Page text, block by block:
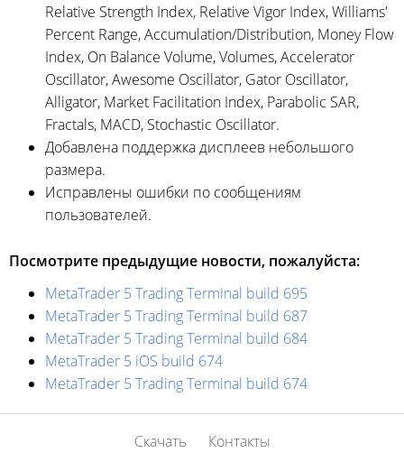
Relative Strength Index, Relative Vigor Index, Williams'
Percent Range, Accumulation/Distribution, Money Flow
Index, On Balance Volume, Volumes, Accelerator
Oscillator, Awesome Oscillator, Gator Oscillator,
Alligator, Market Facilitation Index, Parabolic SAR,
Fractals, MACD, Stochastic Oscillator.
Добавлена поддержка дисплеев небольшого
размера.
Исправлены ошибки по сообщениям
пользователей.
Посмотрите предыдущие новости, пожалуйста:
MetaTrader 5 Trading Terminal build 695
MetaTrader 5 Trading Terminal build 687
MetaTrader 5 Trading Terminal build 684
MetaTrader 5 iOS build 674
MetaTrader 5 Trading Terminal build 674
Скачать Контакты